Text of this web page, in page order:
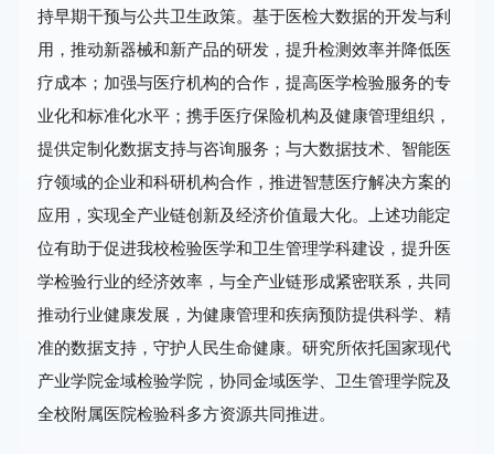
持早期干预与公共卫生政策。基于医检大数据的开发与利
用，推动新器械和新产品的研发，提升检测效率并降低医
疗成本；加强与医疗机构的合作，提高医学检验服务的专
业化和标准化水平；携手医疗保险机构及健康管理组织，
提供定制化数据支持与咨询服务；与大数据技术、智能医
疗领域的企业和科研机构合作，推进智慧医疗解决方案的
应用，实现全产业链创新及经济价值最大化。上述功能定
位有助于促进我校检验医学和卫生管理学科建设，提升医
学检验行业的经济效率，与全产业链形成紧密联系，共同
推动行业健康发展，为健康管理和疾病预防提供科学、精
准的数据支持，守护人民生命健康。研究所依托国家现代
产业学院金域检验学院，协同金域医学、卫生管理学院及
全校附属医院检验科多方资源共同推进。